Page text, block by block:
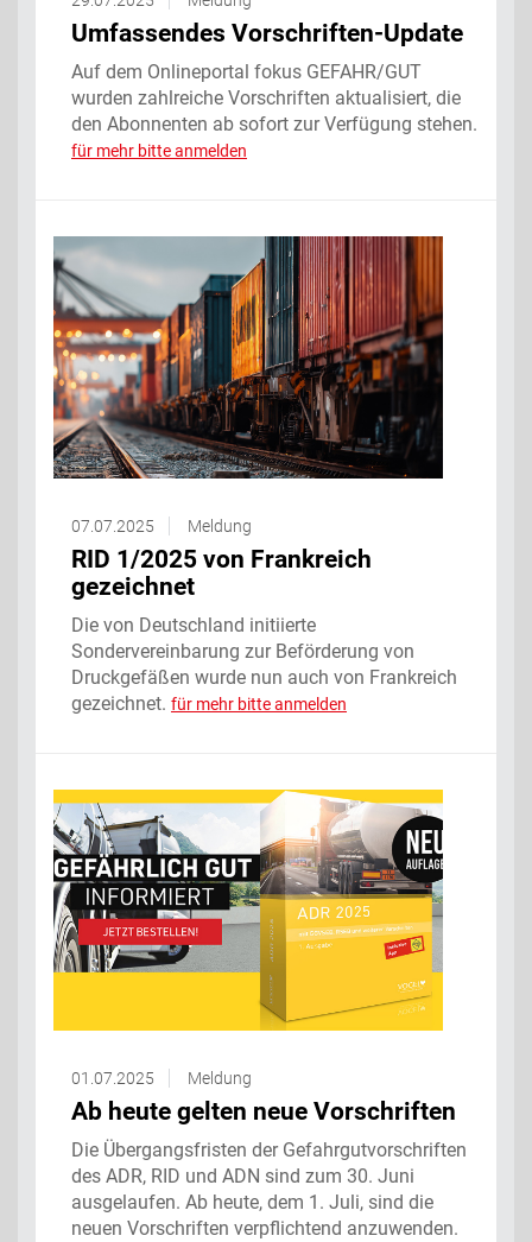
Umfassendes Vorschriften-Update
Auf dem Onlineportal fokus GEFAHR/GUT
wurden zahlreiche Vorschriften aktualisiert, die
den Abonnenten ab sofort zur Verfügung stehen.
für mehr bitte anmelden
07.07.2025 Meldung
RID 1/2025 von Frankreich
gezeichnet
Die von Deutschland initiierte
Sondervereinbarung zur Beförderung von
Druckgefäßen wurde nun auch von Frankreich
gezeichnet. für mehr bitte anmelden
01.07.2025 Meldung
Ab heute gelten neue Vorschriften
Die Übergangsfristen der Gefahrgutvorschriften
des ADR, RID und ADN sind zum 30. Juni
ausgelaufen. Ab heute, dem 1. Juli, sind die
neuen Vorschriften verpflichtend anzuwenden.